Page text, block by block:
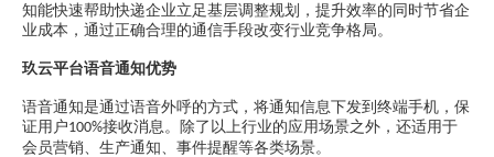
知能快速帮助快递企业立足基层调整规划，提升效率的同时节省企
业成本，通过正确合理的通信手段改变行业竞争格局。
玖云平台语音通知优势
语音通知是通过语音外呼的方式，将通知信息下发到终端手机，保
证用户100%接收消息。除了以上行业的应用场景之外，还适用于
会员营销、生产通知、事件提醒等各类场景。